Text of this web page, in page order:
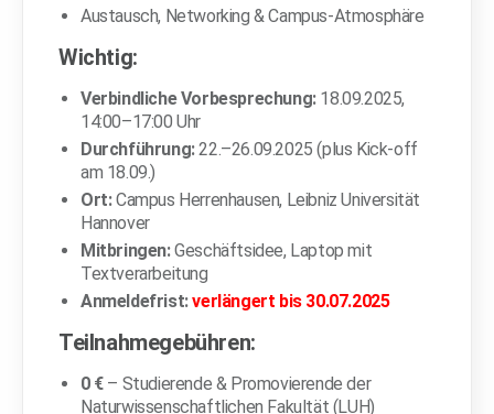
Austausch, Networking & Campus-Atmosphäre
Wichtig:
Verbindliche Vorbesprechung:18.09.2025,
14:00–17:00 Uhr
Durchführung:22.–26.09.2025 (plus Kick-off
am 18.09.)
Ort:Campus Herrenhausen, Leibniz Universität
Hannover
Mitbringen:Geschäftsidee, Laptop mit
Textverarbeitung
Anmeldefrist:verlängert bis 30.07.2025
Teilnahmegebühren:
0 €– Studierende & Promovierende der
Naturwissenschaftlichen Fakultät (LUH)